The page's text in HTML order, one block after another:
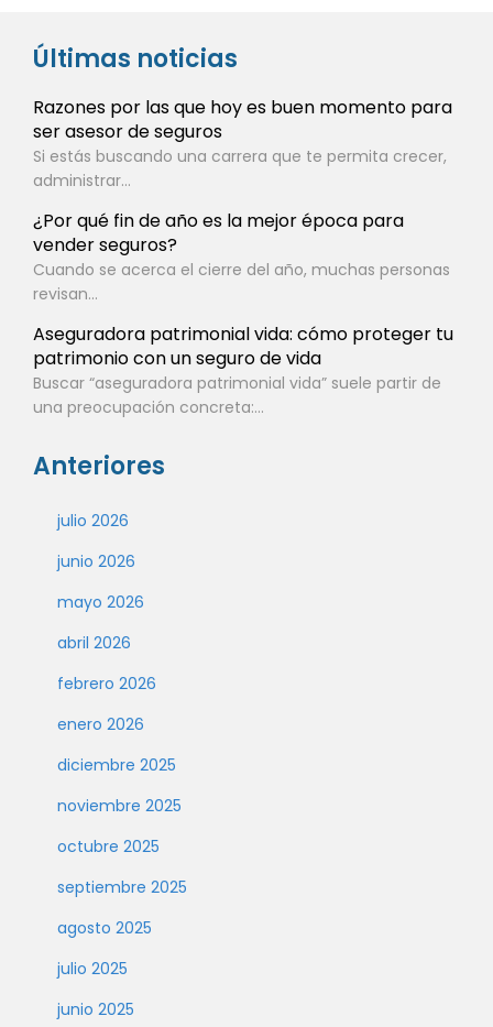
Últimas noticias
Razones por las que hoy es buen momento para
ser asesor de seguros
Si estás buscando una carrera que te permita crecer,
administrar...
¿Por qué fin de año es la mejor época para
vender seguros?
Cuando se acerca el cierre del año, muchas personas
revisan...
Aseguradora patrimonial vida: cómo proteger tu
patrimonio con un seguro de vida
Buscar “aseguradora patrimonial vida” suele partir de
una preocupación concreta:...
Anteriores
julio 2026
junio 2026
mayo 2026
abril 2026
febrero 2026
enero 2026
diciembre 2025
noviembre 2025
octubre 2025
septiembre 2025
agosto 2025
julio 2025
junio 2025